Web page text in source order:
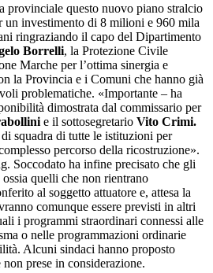
provinciale questo nuovo piano stralcio
un investimento di 8 milioni e 960 mila
ringraziando il capo del Dipartimento
Borrelli, la Protezione Civile
Marche per l’ottima sinergia e
la Provincia e i Comuni che hanno già
problematiche. «Importante – ha
dimostrata dal commissario per
e il sottosegretario Vito Crimi.
squadra di tutte le istituzioni per
percorso della ricostruzione».
Soccodato ha infine precisato che gli
quelli che non rientrano
al soggetto attuatore e, attesa la
comunque essere previsti in altri
i programmi straordinari connessi alle
o nelle programmazioni ordinarie
Alcuni sindaci hanno proposto
prese in considerazione.